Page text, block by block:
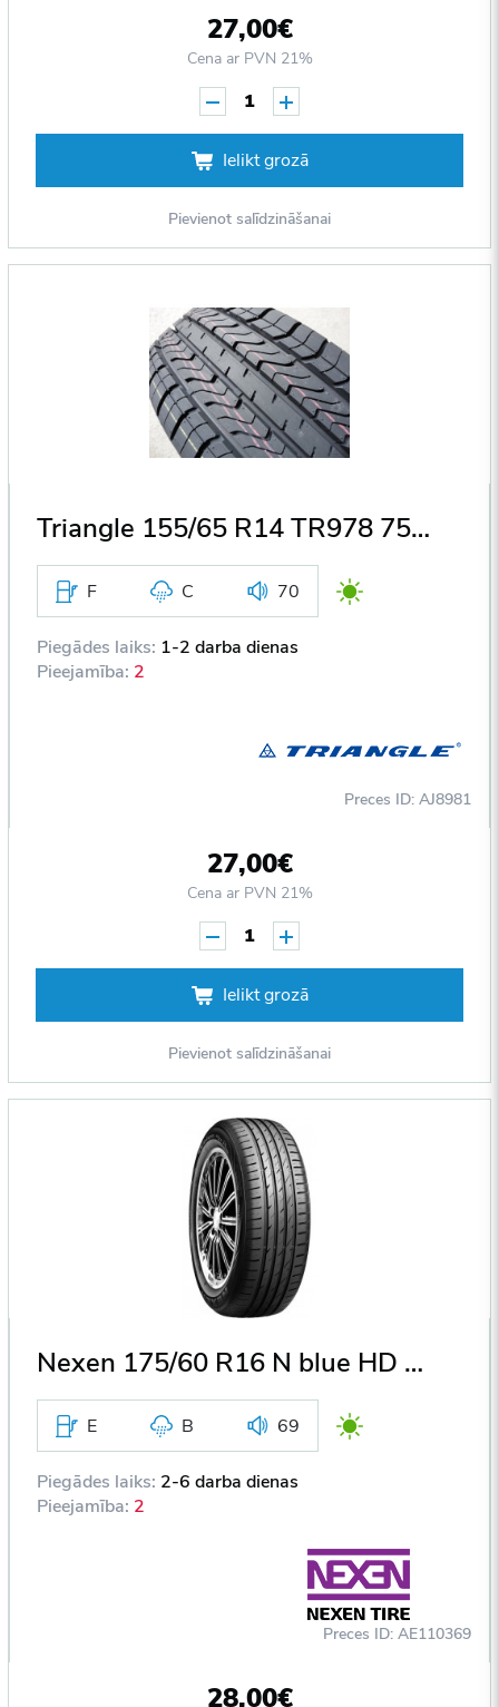
27,00€
Cena ar PVN 21%
1
Ielikt grozā
Pievienot salīdzināšanai
Triangle 155/65 R14 TR978 75H DOT2018
F C 70
Piegādes laiks: 1-2 darba dienas
Pieejamība: 2
Preces ID: AJ8981
27,00€
Cena ar PVN 21%
1
Ielikt grozā
Pievienot salīdzināšanai
Nexen 175/60 R16 N blue HD Plus 82H DOT2014
E B 69
Piegādes laiks: 2-6 darba dienas
Pieejamība: 2
Preces ID: AE110369
28,00€